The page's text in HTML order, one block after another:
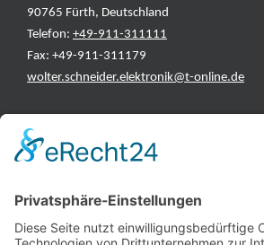
90765 Fürth, Deutschland
Telefon: +49-911-311111
Fax: +49-911-311179
wolter.schneider.elektronik@t-online.de
INFORMATIONEN
Hersteller